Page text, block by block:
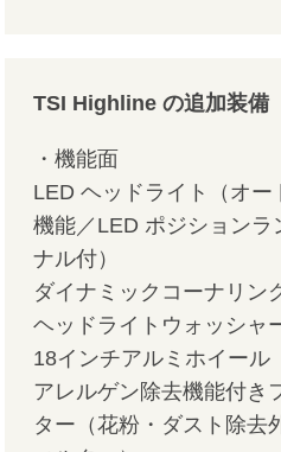
TSI Highline の追加装備
・機能面
LED ヘッドライト（オ
機能／LED ポジション
ナル付）
ダイナミックコーナリン
ヘッドライトウォッシャ
18インチアルミホイール
アレルゲン除去機能付き
ター（花粉・ダスト除去